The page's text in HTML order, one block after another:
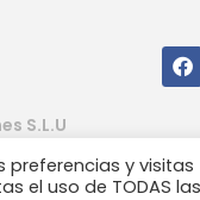
S.L.U
preferencias y visitas
el uso de TODAS las